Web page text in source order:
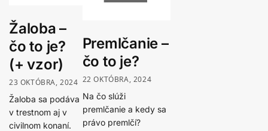
Žaloba –
čo to je?
(+ vzor)
23 OKTÓBRA, 2024
Žaloba sa podáva
v trestnom aj v
civilnom konaní.
Premlčanie –
čo to je?
22 OKTÓBRA, 2024
Na čo slúži
premlčanie a kedy sa
právo premlčí?